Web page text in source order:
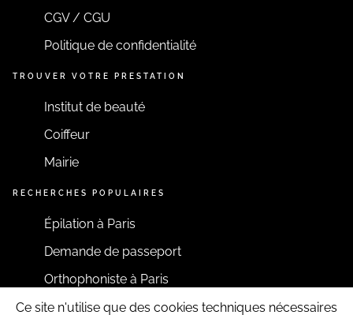
CGV / CGU
Politique de confidentialité
TROUVER VOTRE PRESTATION
Institut de beauté
Coiffeur
Mairie
RECHERCHES POPULAIRES
Épilation à Paris
Demande de passeport
Orthophoniste à Paris
RESTONS CONNECTÉS
Ce site n'utilise que des cookies techniques nécessaires